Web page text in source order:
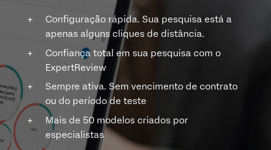
Configuração rápida. Sua pesquisa está a
apenas alguns cliques de distância.
Confiança total em sua pesquisa com o
ExpertReview
Sempre ativa. Sem vencimento de contrato
ou do período de teste
Mais de 50 modelos criados por
especialistas